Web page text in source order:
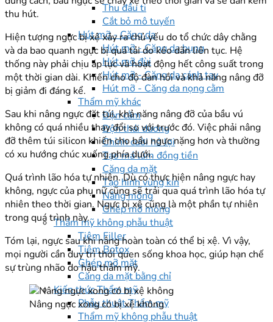
Thu đầu ti
Cắt bỏ mô tuyến
Hút mỡ - Căng da
Hút mỡ - Căng da bụng
Hút mỡ đùi
Hút mỡ - Căng da cánh tay
Hút mỡ - Căng da nọng cằm
Thẩm mỹ khác
Độn cằm
Độn thái dương
Chỉnh cười hở lợi
Tạo má lúm đồng tiền
Căng da mặt
Tạo hình vùng kín
Nâng mông
Ghép mỡ mông
Thẩm mỹ không phẫu thuật
Tiêm Filler
Tiêm Botox
Ghép mỡ mặt
Căng da mặt bằng chỉ
Kiến thức Thẩm mỹ
Phẫu thuật Thẩm mỹ
Thẩm mỹ không phẫu thuật
thu hút.
Hiện tượng ngực bị xệ xảy ra chủ yếu do tổ chức dây chằng
và da bao quanh ngực bị quá tải do kéo dãn liên tục. Hệ
thống này phải chịu áp lực và hoạt động hết công suất trong
một thời gian dài. Khiến cho độ đàn hồi và khả năng nâng đỡ
bị giảm đi đáng kể.
Sau khi nâng ngực đặt túi, khả năng nâng đỡ của bầu vú
không có quá nhiều thay đổi so với trước đó. Việc phải nâng
đỡ thêm túi silicon khiến cho bầu ngực nặng hơn và thường
có xu hướng chúc xuống phía dưới.
Quá trình lão hóa tự nhiên. Dù có thực hiện nâng ngực hay
không, ngực của phụ nữ cũng sẽ trải qua quá trình lão hóa tự
nhiên theo thời gian. Ngực bị xệ cũng là một phần tự nhiên
trong quá trình này.
Tóm lại, ngực sau khi nâng hoàn toàn có thể bị xệ. Vì vậy,
mọi người cần duy trì thói quen sống khoa học, giúp hạn chế
sự trùng nhão do hậu thẩm mỹ.
Nâng ngực xong có bị xệ không